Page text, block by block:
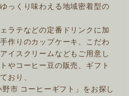
っくり味わえる地域密着型の
ラテなどの定番ドリンクに加
作りのカップケーキ、こだわ
イスクリームなどもご用意し
やコーヒー豆の販売、ギフト
おり、
野市 コーヒーギフト」をお探し